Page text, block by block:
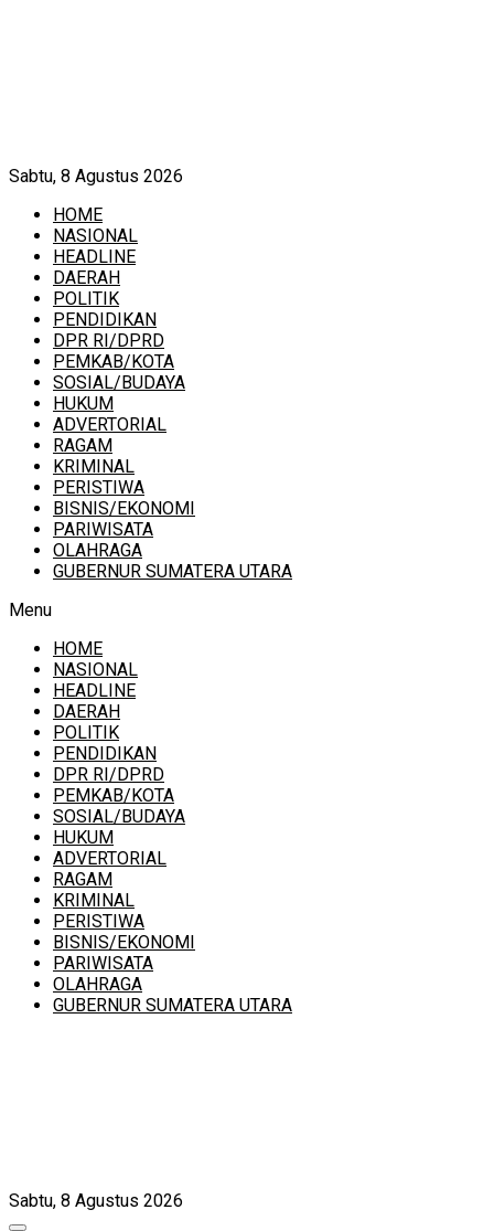
Sabtu, 8 Agustus 2026
HOME
NASIONAL
HEADLINE
DAERAH
POLITIK
PENDIDIKAN
DPR RI/DPRD
PEMKAB/KOTA
SOSIAL/BUDAYA
HUKUM
ADVERTORIAL
RAGAM
KRIMINAL
PERISTIWA
BISNIS/EKONOMI
PARIWISATA
OLAHRAGA
GUBERNUR SUMATERA UTARA
Menu
HOME
NASIONAL
HEADLINE
DAERAH
POLITIK
PENDIDIKAN
DPR RI/DPRD
PEMKAB/KOTA
SOSIAL/BUDAYA
HUKUM
ADVERTORIAL
RAGAM
KRIMINAL
PERISTIWA
BISNIS/EKONOMI
PARIWISATA
OLAHRAGA
GUBERNUR SUMATERA UTARA
Sabtu, 8 Agustus 2026